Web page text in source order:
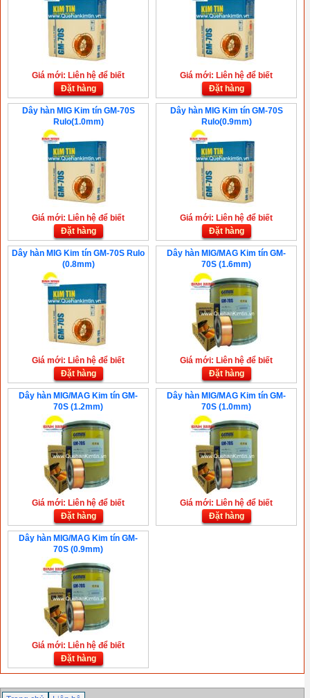
Giá mới: Liên hệ để biết
Đặt hàng
Giá mới: Liên hệ để biết
Đặt hàng
Dây hàn MIG Kim tín GM-70S
Rulo(1.0mm)
Giá mới: Liên hệ để biết
Đặt hàng
Dây hàn MIG Kim tín GM-70S
Rulo(0.9mm)
Giá mới: Liên hệ để biết
Đặt hàng
Dây hàn MIG Kim tín GM-70S Rulo
(0.8mm)
Giá mới: Liên hệ để biết
Đặt hàng
Dây hàn MIG/MAG Kim tín GM-
70S (1.6mm)
Giá mới: Liên hệ để biết
Đặt hàng
Dây hàn MIG/MAG Kim tín GM-
70S (1.2mm)
Giá mới: Liên hệ để biết
Đặt hàng
Dây hàn MIG/MAG Kim tín GM-
70S (1.0mm)
Giá mới: Liên hệ để biết
Đặt hàng
Dây hàn MIG/MAG Kim tín GM-
70S (0.9mm)
Giá mới: Liên hệ để biết
Đặt hàng